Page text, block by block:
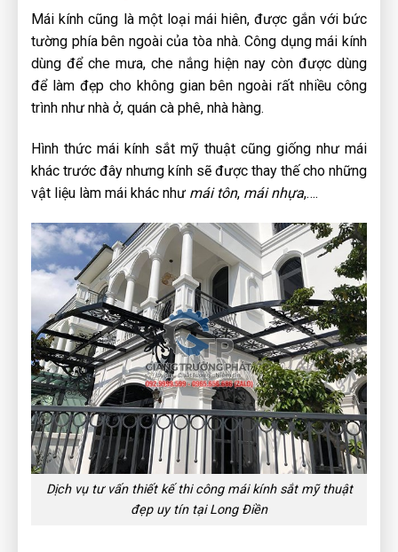
Mái kính cũng là một loại mái hiên, được gắn với bức
tường phía bên ngoài của tòa nhà. Công dụng mái kính
dùng để che mưa, che nắng hiện nay còn được dùng
để làm đẹp cho không gian bên ngoài rất nhiều công
trình như nhà ở, quán cà phê, nhà hàng.
Hình thức mái kính sắt mỹ thuật cũng giống như mái
khác trước đây nhưng kính sẽ được thay thế cho những
vật liệu làm mái khác như mái tôn, mái nhựa,….
Dịch vụ tư vấn thiết kế thi công mái kính sắt mỹ thuật
đẹp uy tín tại Long Điền